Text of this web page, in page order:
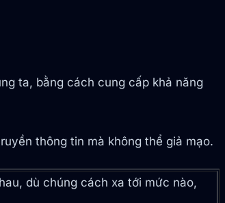
ta, bằng cách cung cấp khả năng
thông tin mà không thể giả mạo.
dù chúng cách xa tới mức nào,